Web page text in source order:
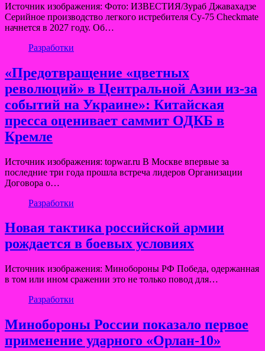
Источник изображения: Фото: ИЗВЕСТИЯ/Зураб Джавахадзе
Cерийное производство легкого истребителя Су-75 Checkmate
начнется в 2027 году. Об…
Разработки
«Предотвращение «цветных
революций» в Центральной Азии из-за
событий на Украине»: Китайская
пресса оценивает саммит ОДКБ в
Кремле
Источник изображения: topwar.ru В Москве впервые за
последние три года прошла встреча лидеров Организации
Договора о…
Разработки
Новая тактика российской армии
рождается в боевых условиях
Источник изображения: Минобороны РФ Победа, одержанная
в том или ином сражении это не только повод для…
Разработки
Минобороны России показало первое
применение ударного «Орлан-10»